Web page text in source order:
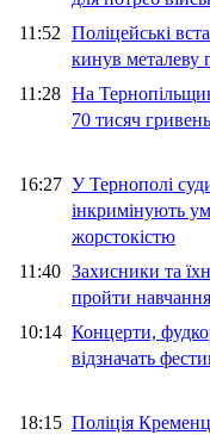
11:52 Поліцейські
кинув металеву
11:28 На
70 тисяч
16:27 У Тернополі
інкримінують
жорстокістю
11:40 Захисники та
пройти
10:14 Концерти,
відзначать
18:15 Поліція